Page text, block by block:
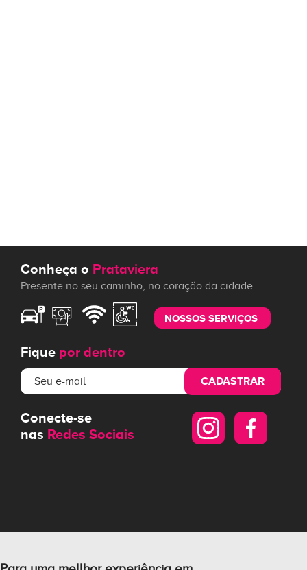
Conheça o Prataviera
Presente no seu caminho, no coração da cidade.
NOSSOS SERVIÇOS
Fique por dentro
CADASTRAR
Conecte-se
nas Redes Sociais